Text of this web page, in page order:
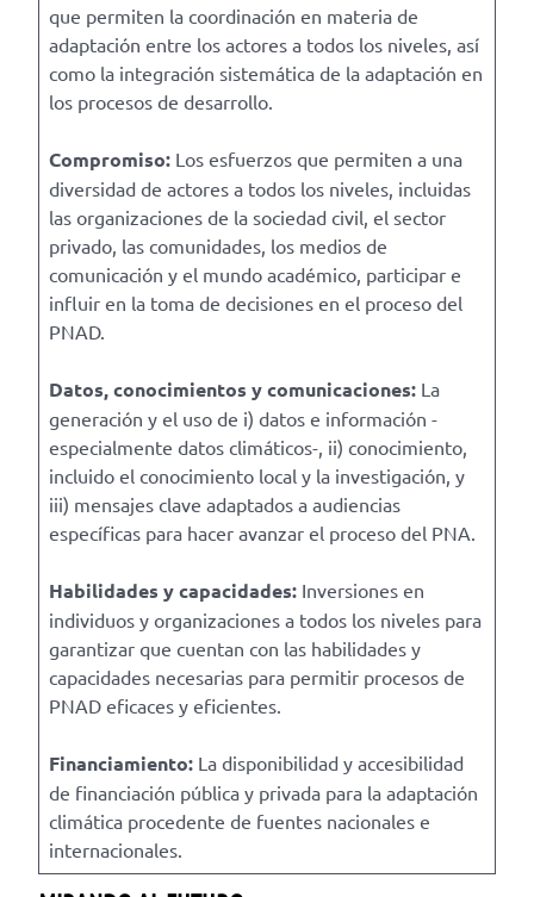
que permiten la coordinación en materia de
adaptación entre los actores a todos los niveles, así
como la integración sistemática de la adaptación en
los procesos de desarrollo.
Compromiso: Los esfuerzos que permiten a una
diversidad de actores a todos los niveles, incluidas
las organizaciones de la sociedad civil, el sector
privado, las comunidades, los medios de
comunicación y el mundo académico, participar e
influir en la toma de decisiones en el proceso del
PNAD.
Datos, conocimientos y comunicaciones: La
generación y el uso de i) datos e información -
especialmente datos climáticos-, ii) conocimiento,
incluido el conocimiento local y la investigación, y
iii) mensajes clave adaptados a audiencias
específicas para hacer avanzar el proceso del PNA.
Habilidades y capacidades: Inversiones en
individuos y organizaciones a todos los niveles para
garantizar que cuentan con las habilidades y
capacidades necesarias para permitir procesos de
PNAD eficaces y eficientes.
Financiamiento: La disponibilidad y accesibilidad
de financiación pública y privada para la adaptación
climática procedente de fuentes nacionales e
internacionales.